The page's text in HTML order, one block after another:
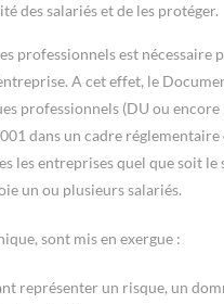
des salariés et de les protéger.
professionnels est nécessaire
A cet effet, le
professionnels (DU ou encore
dans un cadre réglementaire
les entreprises quel que soit le
un ou plusieurs salariés.
sont mis en exergue :
représenter un risque, un